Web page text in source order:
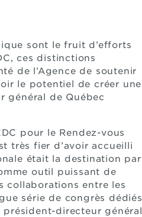
sont le fruit d’efforts
ces distinctions
de l’Agence de soutenir
le potentiel de créer une
général de Québec
pour le Rendez-vous
très fier d’avoir accueilli
était la destination par
outil puissant de
collaborations entre les
série de congrès dédiés
président-directeur général